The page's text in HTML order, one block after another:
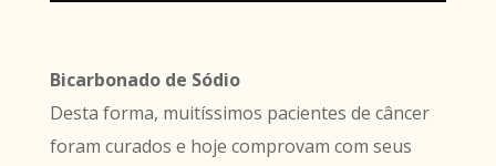
Bicarbonado de Sódio
Desta forma, muitíssimos pacientes de câncer
foram curados e hoje comprovam com seus